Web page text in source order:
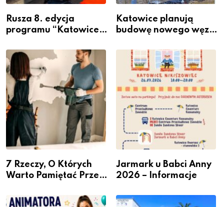
Rusza 8. edycja
programu “Katowice
– nabór dla
przedsiębiorców
Katowice planują
budowę nowego węzła
Podlesiu
7 Rzeczy, O Których
Warto Pamiętać Przed
Jarmark u Babci Anny
2026 – Informacje